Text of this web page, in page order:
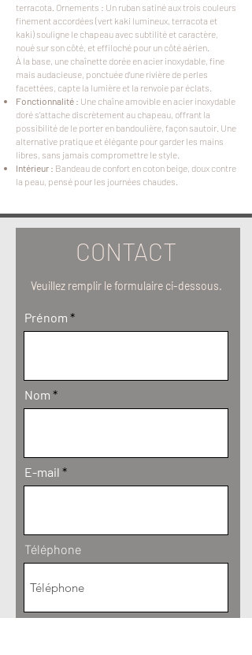
terracota. Ornements : Un ruban satiné aux trois couleurs
finement accordées (vert kaki lumineux, terracota et
kaki) souligne le chapeau avec subtilité et caractère,
noué sur son côté, et effiloché pour un côté aérien.
À la base, une chaînette dorée en acier inoxydable, fine
mais audacieuse, ponctuée d’une rivière de perles
facettées, capte la lumière et la renvoie par éclats.
Fonctionnalité : Une chaîne amovible en acier inoxydable
doré s’attache discrètement au chapeau, offrant la
possibilité de le porter en bandoulière, façon sautoir. Une
alternative pratique et élégante pour garder les mains
libres, sans jamais compromettre le style.
Intérieur : Bandeau de confort en coton beige, doux contre
la peau, pensé pour les journées chaudes.
CONTACT
Veuillez remplir le formulaire ci-dessous.
Prénom
Nom
E-mail
Téléphone